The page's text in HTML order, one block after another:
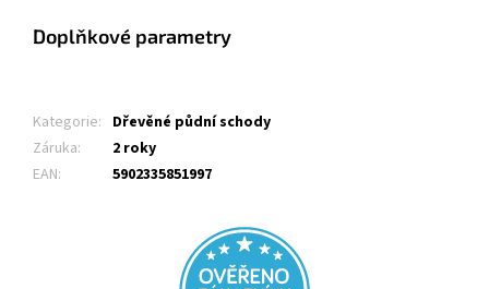
Doplňkové parametry
Kategorie: Dřevěné půdní schody
Záruka:
2 roky
EAN: 5902335851997